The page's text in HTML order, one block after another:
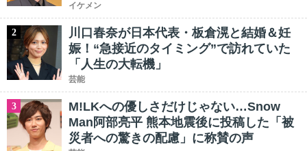
イケメン
2
川口春奈が日本代表・板倉滉と結婚＆妊
娠！“急接近のタイミング”で訪れていた
「人生の大転機」
芸能
3
M!LKへの優しさだけじゃない…Snow
Man阿部亮平 熊本地震後に投稿した「被
災者への驚きの配慮」に称賛の声